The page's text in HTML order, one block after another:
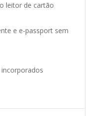
leitor de cartão
e e-passport sem